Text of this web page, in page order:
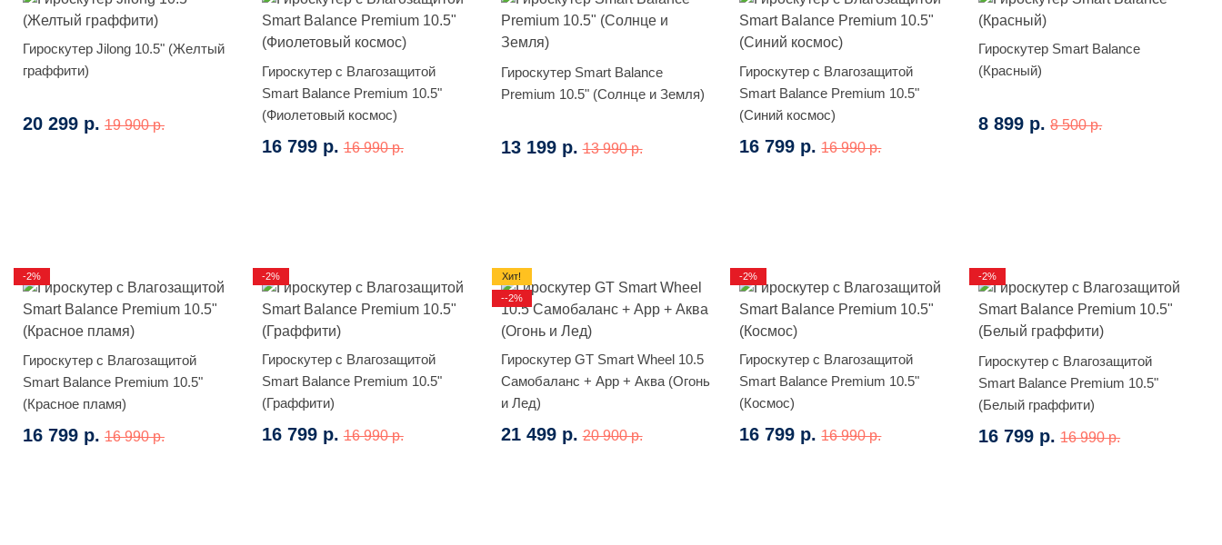
Гироскутер Jilong 10.5" (Желтый
граффити)
20 299 р. 19 900 р.
Гироскутер с Влагозащитой
Smart Balance Premium 10.5"
(Фиолетовый космос)
16 799 р. 16 990 р.
Гироскутер Smart Balance
Premium 10.5" (Солнце и Земля)
13 199 р. 13 990 р.
Гироскутер с Влагозащитой
Smart Balance Premium 10.5"
(Синий космос)
16 799 р. 16 990 р.
Гироскутер Smart Balance
(Красный)
8 899 р. 8 500 р.
Гироскутер с Влагозащитой
Smart Balance Premium 10.5"
(Красное пламя)
16 799 р. 16 990 р.
-2%
Гироскутер с Влагозащитой
Smart Balance Premium 10.5"
(Граффити)
16 799 р. 16 990 р.
-2%
Гироскутер GT Smart Wheel 10.5
Самобаланс + App + Аква (Огонь
и Лед)
21 499 р. 20 900 р.
Хит!
--2%
Гироскутер с Влагозащитой
Smart Balance Premium 10.5"
(Космос)
16 799 р. 16 990 р.
-2%
Гироскутер с Влагозащитой
Smart Balance Premium 10.5"
(Белый граффити)
16 799 р. 16 990 р.
-2%